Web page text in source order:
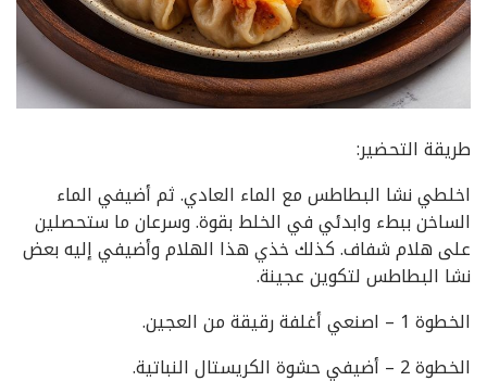
طريقة التحضير:
اخلطي نشا البطاطس مع الماء العادي. ثم أضيفي الماء
الساخن ببطء وابدئي في الخلط بقوة. وسرعان ما ستحصلين
على هلام شفاف. كذلك خذي هذا الهلام وأضيفي إليه بعض
نشا البطاطس لتكوين عجينة.
الخطوة 1 – اصنعي أغلفة رقيقة من العجين.
الخطوة 2 – أضيفي حشوة الكريستال النباتية.